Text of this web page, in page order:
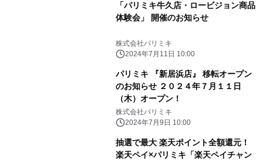
「パリミキ牛久店・ロービジョン商品
体験会」 開催のお知らせ
株式会社パリミキ
2024年7月11日 10:00
パリミキ 『新居浜店』 移転オープン
のお知らせ ２０２４年７月１１日
（木）オープン！
株式会社パリミキ
2024年7月9日 10:00
抽選で最大 楽天ポイント全額還元！
楽天ペイ×パリミキ「楽天ペイチャン